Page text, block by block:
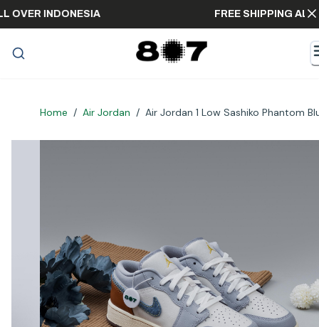
ALL OVER INDONESIA FREE
Home / Air Jordan / Air Jordan 1 Low Sashiko Phantom